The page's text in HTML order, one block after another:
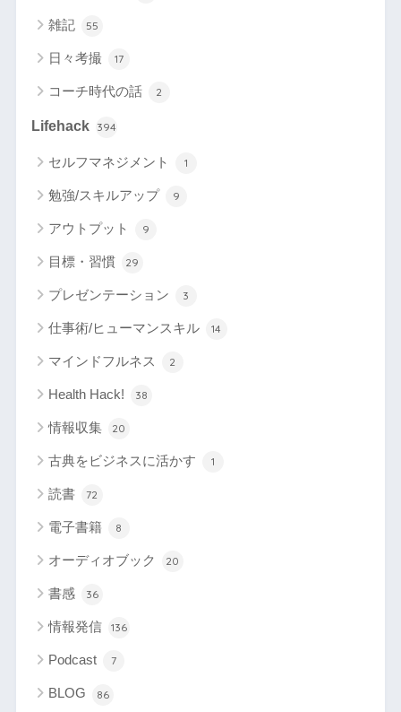
雑記 55
日々考撮 17
コーチ時代の話 2
Lifehack 394
セルフマネジメント 1
勉強/スキルアップ 9
アウトプット 9
目標・習慣 29
プレゼンテーション 3
仕事術/ヒューマンスキル 14
マインドフルネス 2
Health Hack! 38
情報収集 20
古典をビジネスに活かす 1
読書 72
電子書籍 8
オーディオブック 20
書感 36
情報発信 136
Podcast 7
BLOG 86